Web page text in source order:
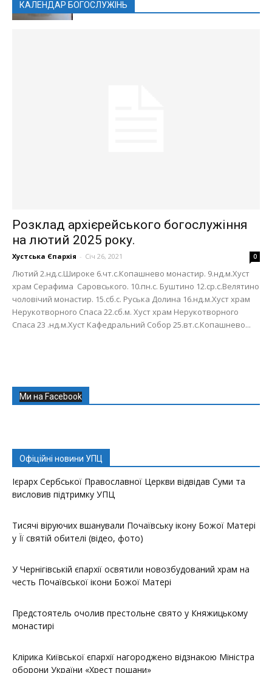
КАЛЕНДАР БОГОСЛУЖІНЬ
Розклад архієрейського богослужіння
на лютий 2025 року.
Хустська Єпархія - Січ 26, 2021 0
Лютий 2.нд.с.Широке 6.чт.с.Копашнево монастир. 9.нд.м.Хуст
храм Серафима Саровського. 10.пн.с. Буштино 12.ср.с.Велятино
чоловічий монастир. 15.сб.с. Руська Долина 16.нд.м.Хуст храм
Нерукотворного Спаса 22.сб.м. Хуст храм Нерукотворного
Спаса 23 .нд.м.Хуст Кафедральний Собор 25.вт.с.Копашнево...
Ми на Facebook
Офіційні новини УПЦ
Ієрарх Сербської Православної Церкви відвідав Суми та
висловив підтримку УПЦ
Тисячі віруючих вшанували Почаївську ікону Божої Матері
у Її святій обителі (відео, фото)
У Чернігівській єпархії освятили новозбудований храм на
честь Почаївської ікони Божої Матері
Предстоятель очолив престольне свято у Княжицькому
монастирі
Клірика Київської єпархії нагороджено відзнакою Міністра
оборони України «Хрест пошани»